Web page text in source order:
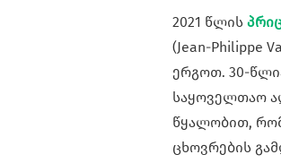
2021 წლის
(Jean-Philippe
ერგოთ. 30-
საყოველთაო
წყალობით,
ცხოვრების